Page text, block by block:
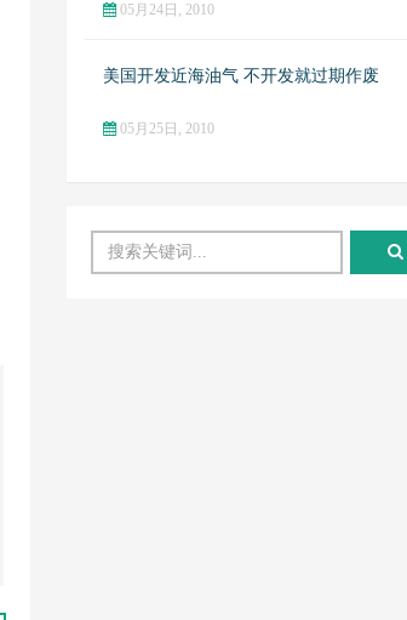
05月24日, 2010
美国开发近海油气 不开发就过期作废
05月25日, 2010